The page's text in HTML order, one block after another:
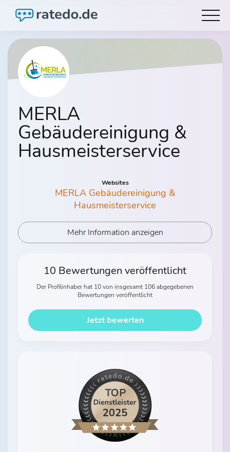
MERLA
Gebäudereinigung &
Hausmeisterservice
Websites
MERLA Gebäudereinigung &
Hausmeisterservice
Mehr Information anzeigen
10 Bewertungen veröffentlicht
Der Profilinhaber hat 10 von insgesamt 106 abgegebenen
Bewertungen veröffentlicht
Jetzt bewerten